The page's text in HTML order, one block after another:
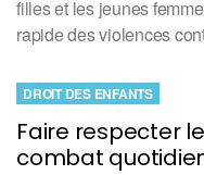
filles et les jeunes
rapide des violences
Faire respecter
combat
DROIT DES ENFANTS